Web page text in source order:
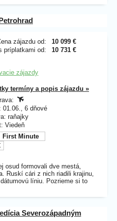
zájazdu od:
10 099 €
príplatkami od:
10 731 €
zájazdy
termíny a popis zájazdu »
01.06., 6 dňové
raňajky
Viedeň
First Minute
osud formovali dve mestá,
Ruskí cári z nich riadili krajinu,
líniu. Pozrieme si to
Severozápadným